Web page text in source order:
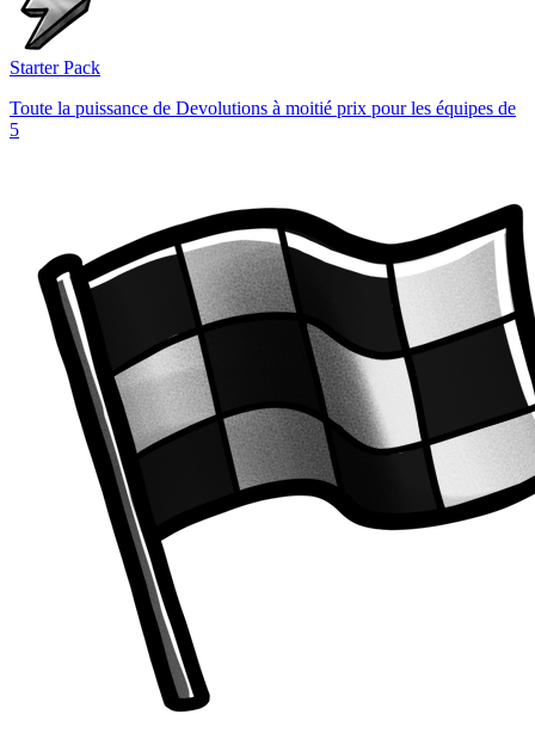
Starter Pack
Toute la puissance de Devolutions à moitié prix pour les équipes de
5